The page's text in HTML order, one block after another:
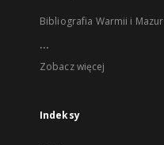
Bibliografia Warmii i Mazur
...
Zobacz więcej
Indeksy